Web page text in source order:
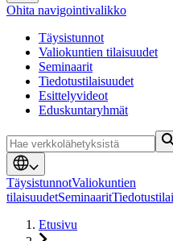
Ohita navigointivalikko
Täysistunnot
Valiokuntien tilaisuudet
Seminaarit
Tiedotustilaisuudet
Esittelyvideot
Eduskuntaryhmät
TäysistunnotValiokuntien
tilaisuudetSeminaarit
Etusivu